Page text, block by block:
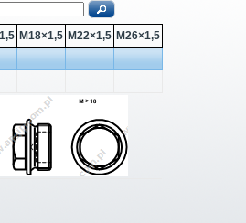
M18×1,5 M22×1,5 M26×1,5